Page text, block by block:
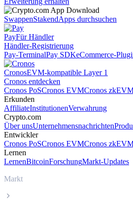
SwappenStakendApps durchsuchen
PayFür Händler
Händler-Registrierung
Pay-TerminalPay SDKeCommerce-
CronosEVM-kompatible Layer 1
Cronos entdecken
Cronos PoSCronos EVMCronos
Erkunden
AffiliateInstitutionenVerwahrung
Crypto.com
Über unsUnternehmensnachrichten
Entwickler
Cronos PoSCronos EVMCronos
Lernen
LernenBitcoinForschungMarkt-Updates
Markt